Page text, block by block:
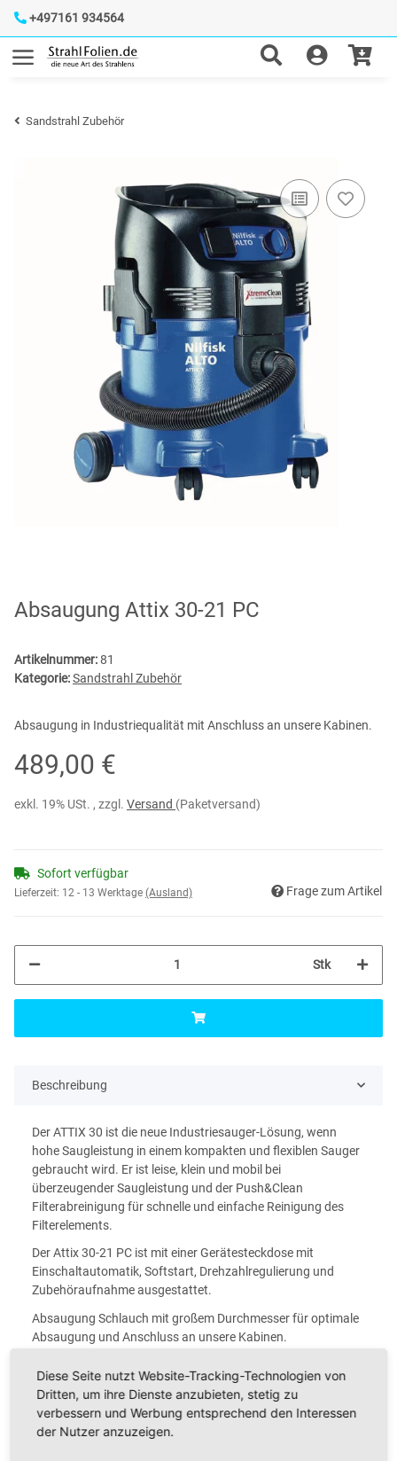
+497161 934564
Sandstrahl Zubehör
Absaugung Attix 30-21 PC
Artikelnummer:81
Kategorie:Sandstrahl Zubehör
Absaugung in Industriequalität mit Anschluss an unsere Kabinen.
489,00 €
exkl. 19% USt. , zzgl. Versand (Paketversand)
Sofort verfügbar
Lieferzeit: 12 - 13 Werktage (Ausland) Frage zum Artikel
Stk
Beschreibung
Der ATTIX 30 ist die neue Industriesauger-Lösung, wenn
hohe Saugleistung in einem kompakten und flexiblen Sauger
gebraucht wird. Er ist leise, klein und mobil bei
überzeugender Saugleistung und der Push&Clean
Filterabreinigung für schnelle und einfache Reinigung des
Filterelements.
Der Attix 30-21 PC ist mit einer Gerätesteckdose mit
Einschaltautomatik, Softstart, Drehzahlregulierung und
Zubehöraufnahme ausgestattet.
Absaugung Schlauch mit großem Durchmesser für optimale
Absaugung und Anschluss an unsere Kabinen.
Waschbares PET-Filterelement senkt die
Unterhaltskosten
SilentPower
Diese Seite nutzt Website-Tracking-Technologien von
Dritten, um ihre Dienste anzubieten, stetig zu
verbessern und Werbung entsprechend den Interessen
der Nutzer anzuzeigen.